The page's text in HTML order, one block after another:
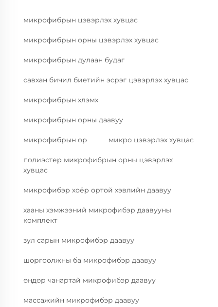
микрофибрын цэвэрлэх хувцас
микрофибрын орны цэвэрлэх хувцас
микрофибрын дулаан будаг
савхан бичил биетийн эсрэг цэвэрлэх хувцас
микрофибрын хлэмх
микрофибрын орны даавуу
микрофибрын ор микро цэвэрлэх хувцас
полиэстер микрофибрын орны цэвэрлэх
хувцас
микрофибэр хоёр ортой хэвлийн даавуу
хааны хэмжээний микрофибэр даавууны
комплект
зул сарын микрофибэр даавуу
шоргоолжны ба микрофибэр даавуу
өндөр чанартай микрофибэр даавуу
массажийн микрофибэр даавуу